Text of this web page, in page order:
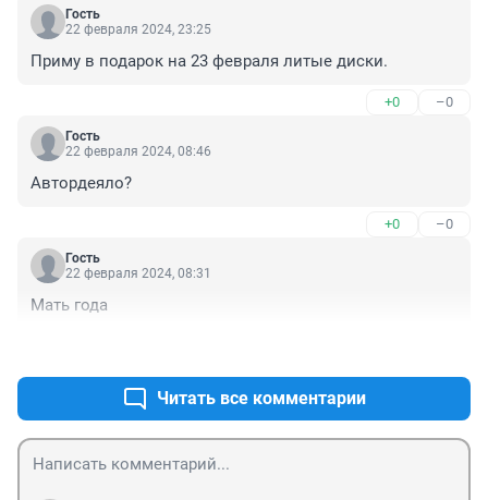
Гость
22 февраля 2024, 23:25
Приму в подарок на 23 февраля литые диски.
+0 –0
Гость
22 февраля 2024, 08:46
Автордеяло?
+0 –0
Гость
22 февраля 2024, 08:31
Мать года
Читать все комментарии